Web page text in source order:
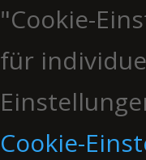
"Cookie-
für
Cookie-